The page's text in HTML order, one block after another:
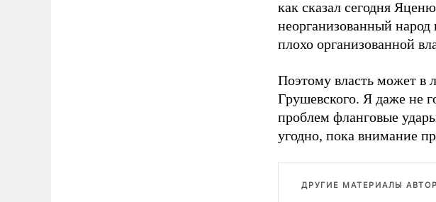
как сказал сегодня
неорганизованный
плохо организованной
Поэтому власть может в
Грушевского. Я даже не
проблем фланговые
угодно, пока внимание
ДРУГИЕ МАТЕРИАЛЫ